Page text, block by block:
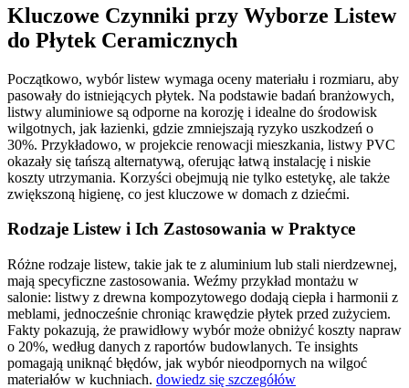
Kluczowe Czynniki przy Wyborze Listew
do Płytek Ceramicznych
Początkowo, wybór listew wymaga oceny materiału i rozmiaru, aby
pasowały do istniejących płytek. Na podstawie badań branżowych,
listwy aluminiowe są odporne na korozję i idealne do środowisk
wilgotnych, jak łazienki, gdzie zmniejszają ryzyko uszkodzeń o
30%. Przykładowo, w projekcie renowacji mieszkania, listwy PVC
okazały się tańszą alternatywą, oferując łatwą instalację i niskie
koszty utrzymania. Korzyści obejmują nie tylko estetykę, ale także
zwiększoną higienę, co jest kluczowe w domach z dziećmi.
Rodzaje Listew i Ich Zastosowania w Praktyce
Różne rodzaje listew, takie jak te z aluminium lub stali nierdzewnej,
mają specyficzne zastosowania. Weźmy przykład montażu w
salonie: listwy z drewna kompozytowego dodają ciepła i harmonii z
meblami, jednocześnie chroniąc krawędzie płytek przed zużyciem.
Fakty pokazują, że prawidłowy wybór może obniżyć koszty napraw
o 20%, według danych z raportów budowlanych. Te insights
pomagają uniknąć błędów, jak wybór nieodpornych na wilgoć
materiałów w kuchniach. dowiedz się szczegółów